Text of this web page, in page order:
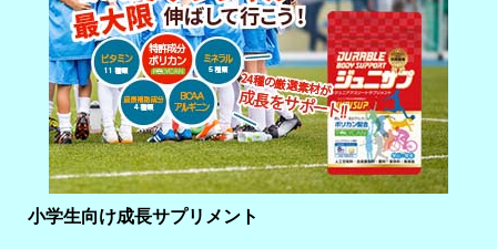
小学生向け成長サプリメント